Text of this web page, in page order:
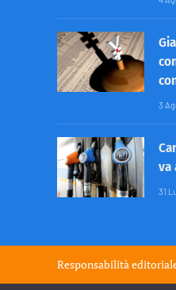
3
va
31
Responsabilità